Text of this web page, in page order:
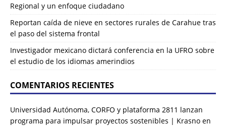
Regional y un enfoque ciudadano
Reportan caída de nieve en sectores rurales de Carahue tras
el paso del sistema frontal
Investigador mexicano dictará conferencia en la UFRO sobre
el estudio de los idiomas amerindios
COMENTARIOS RECIENTES
Universidad Autónoma, CORFO y plataforma 2811 lanzan
programa para impulsar proyectos sostenibles | Krasno en